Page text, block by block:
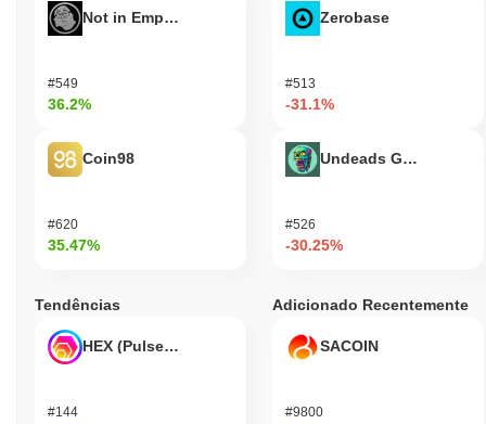
Not in Employment, Education, or Training
#549
36.2%
Coin98
#620
35.47%
Zerobase
#513
-31.1%
Undeads Games
#526
-30.25%
Tendências
HEX (Pulsechain)
#144
Adicionado Recentemente
SACOIN
#9800